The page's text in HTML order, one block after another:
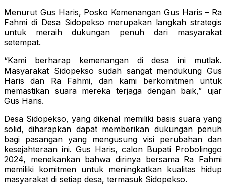
Menurut Gus Haris, Posko Kemenangan Gus Haris – Ra
Fahmi di Desa Sidopekso merupakan langkah strategis
untuk meraih dukungan penuh dari masyarakat
setempat.
“Kami berharap kemenangan di desa ini mutlak.
Masyarakat Sidopekso sudah sangat mendukung Gus
Haris dan Ra Fahmi, dan kami berkomitmen untuk
memastikan suara mereka terjaga dengan baik,” ujar
Gus Haris.
Desa Sidopekso, yang dikenal memiliki basis suara yang
solid, diharapkan dapat memberikan dukungan penuh
bagi pasangan yang mengusung visi perubahan dan
kesejahteraan ini. Gus Haris, calon Bupati Probolinggo
2024, menekankan bahwa dirinya bersama Ra Fahmi
memiliki komitmen untuk meningkatkan kualitas hidup
masyarakat di setiap desa, termasuk Sidopekso.